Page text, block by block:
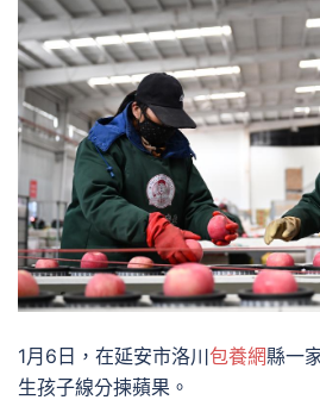
1月6日，在延安市洛川包養網縣一
生孩子線分揀蘋果。